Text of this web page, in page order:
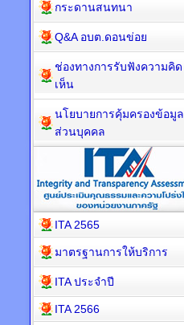
กระดานสนทนา
Q&A อบต.ดอนข่อย
ช่องทางการรับฟังความคิด
เห็น
นโยบายการคุ้มครองข้อมูล
ส่วนบุคคล
ITA 2565
มาตรฐานการให้บริการ
ITA ประจำปี
ITA 2566